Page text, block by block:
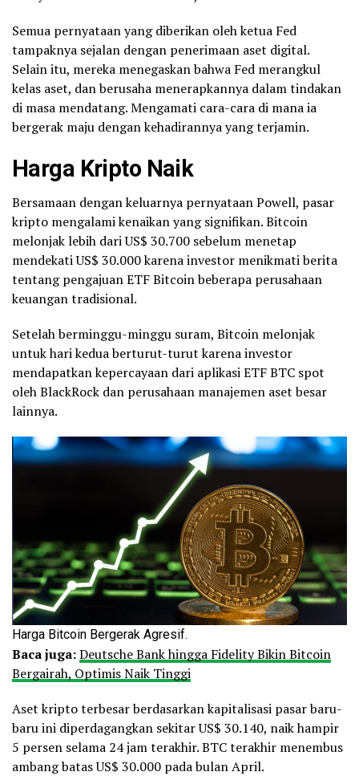
Semua pernyataan yang diberikan oleh ketua Fed
tampaknya sejalan dengan penerimaan aset digital.
Selain itu, mereka menegaskan bahwa Fed merangkul
kelas aset, dan berusaha menerapkannya dalam tindakan
di masa mendatang. Mengamati cara-cara di mana ia
bergerak maju dengan kehadirannya yang terjamin.
Harga Kripto Naik
Bersamaan dengan keluarnya pernyataan Powell, pasar
kripto mengalami kenaikan yang signifikan. Bitcoin
melonjak lebih dari US$ 30.700 sebelum menetap
mendekati US$ 30.000 karena investor menikmati berita
tentang pengajuan ETF Bitcoin beberapa perusahaan
keuangan tradisional.
Setelah berminggu-minggu suram, Bitcoin melonjak
untuk hari kedua berturut-turut karena investor
mendapatkan kepercayaan dari aplikasi ETF BTC spot
oleh BlackRock dan perusahaan manajemen aset besar
lainnya.
Harga Bitcoin Bergerak Agresif.
Baca juga:Deutsche Bank hingga Fidelity Bikin Bitcoin
Bergairah, Optimis Naik Tinggi
Aset kripto terbesar berdasarkan kapitalisasi pasar baru-
baru ini diperdagangkan sekitar US$ 30.140, naik hampir
5 persen selama 24 jam terakhir. BTC terakhir menembus
ambang batas US$ 30.000 pada bulan April.